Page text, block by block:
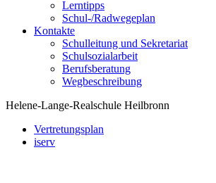
Lerntipps
Schul-/Radwegeplan
Kontakte
Schulleitung und Sekretariat
Schulsozialarbeit
Berufsberatung
Wegbeschreibung
Helene-Lange-Realschule Heilbronn
Vertretungsplan
iserv